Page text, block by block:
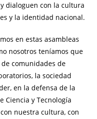
dialoguen con la cultura
y la identidad nacional.
en estas asambleas
nosotros teníamos que
comunidades de
la sociedad
en la defensa de la
Ciencia y Tecnología
nuestra cultura, con